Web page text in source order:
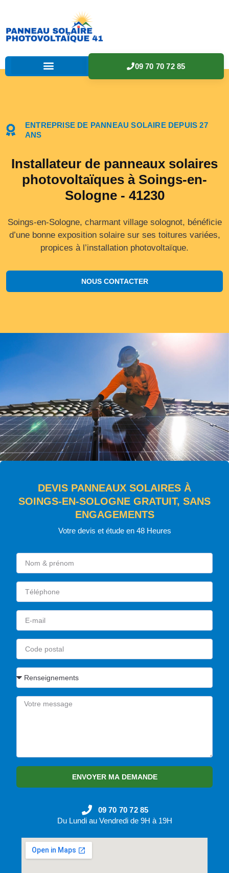
09 70 70 72 85
ENTREPRISE DE PANNEAU SOLAIRE DEPUIS 27
ANS
Installateur de panneaux solaires
photovoltaïques à Soings-en-
Sologne - 41230
Soings-en-Sologne, charmant village solognot, bénéficie
d’une bonne exposition solaire sur ses toitures variées,
propices à l’installation photovoltaïque.
NOUS CONTACTER
DEVIS PANNEAUX SOLAIRES À
SOINGS-EN-SOLOGNE GRATUIT, SANS
ENGAGEMENTS
Votre devis et étude en 48 Heures
ENVOYER MA DEMANDE
09 70 70 72 85
Du Lundi au Vendredi de 9H à 19H